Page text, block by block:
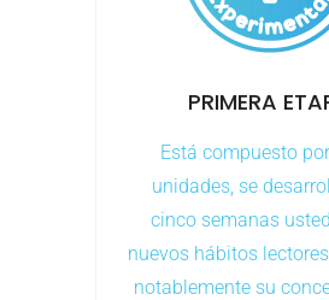
PRIMERA
Está compuesto
unidades, se
cinco semanas
nuevos hábitos
notablemente su